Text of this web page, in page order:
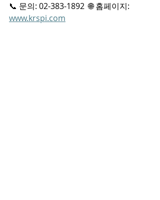
📞 문의: 02-383-1892  🌐 홈페이지:
www.krspi.com